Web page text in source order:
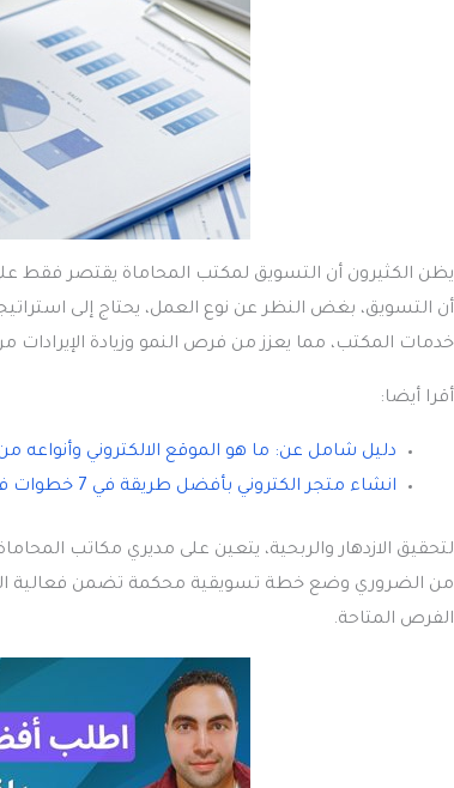
يظن الكثيرون أن التسويق لمكتب المحاماة يقتصر فقط
أن التسويق، بغض النظر عن نوع العمل، يحتاج إلى
خدمات المكتب، مما يعزز من فرص النمو وزيادة
أقرا أيضا:
دليل شامل عن: ما هو الموقع الالكتروني وأنواعه
انشاء متجر الكتروني بأفضل طريقة في 7 خطوات فقط
لتحقيق الازدهار والربحية، يتعين على مديري مكاتب
من الضروري وضع خطة تسويقية محكمة تضمن فعالية
الفرص المتاحة.